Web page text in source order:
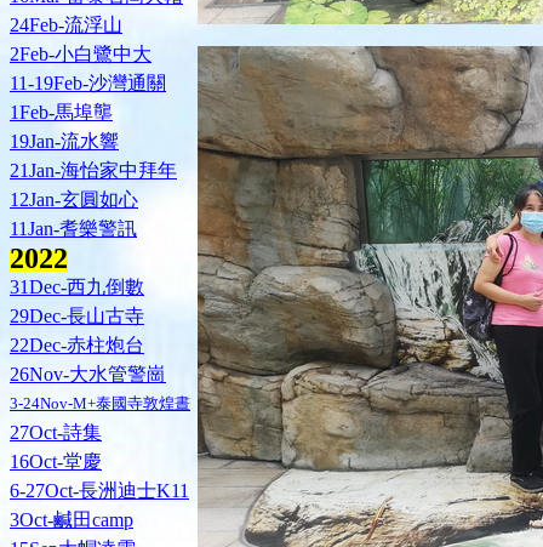
24Feb-流浮山
2Feb-小白鷺中大
11-19Feb-沙灣通關
1Feb-馬埠壟
19Jan-流水響
21Jan-海怡家中拜年
12Jan-玄圓如心
11Jan-耆樂警訊
2022
31Dec-西九倒數
29Dec-長山古寺
22Dec-赤柱炮台
26Nov-大水管警崗
3-24Nov-M+泰國寺敦煌晝
27Oct-詩集
16Oct-堂慶
6-27Oct-長洲迪士K11
3Oct-鹹田camp